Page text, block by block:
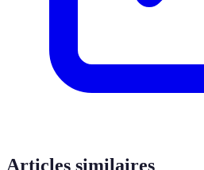
Articles similaires